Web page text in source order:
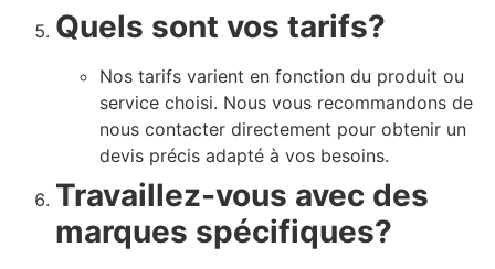
Quels sont vos tarifs?
Nos tarifs varient en fonction du produit ou
service choisi. Nous vous recommandons de
nous contacter directement pour obtenir un
devis précis adapté à vos besoins.
Travaillez-vous avec des
marques spécifiques?